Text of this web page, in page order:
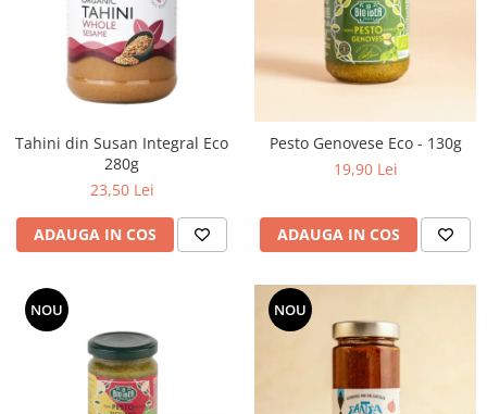
CREME ȘI PASTE TARTINABILE
CONDIMENTE
CEAIURI GRECEȘTI
HEALTHY SNACKS
SUPERALIMENTE
BACANIE
PRODUSE ROMÂNEȘTI
COSMETICE
REMEDII NATURISTE
TOATE PRODUSELE
Tahini din Susan Integral Eco
280g
23,50 Lei
ADAUGA IN COS
Pesto Genovese Eco - 130g
19,90 Lei
ADAUGA IN COS
NOU NOU